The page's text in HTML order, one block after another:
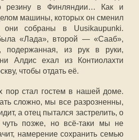
резину в Финляндии… Как и
машины, которых он сменил
они собраны в Uusikaupunki.
«Лада», второй — «Сааб»,
подержанная, из рук в руки,
Алдис ехал из Контиолахти
чтобы отдать её.
пор стал гостем в нашей доме.
сложно, мы все разрозненны,
а отец пытался застрелить, о
позже, но всё-таки мы не
намерение сохранить семью